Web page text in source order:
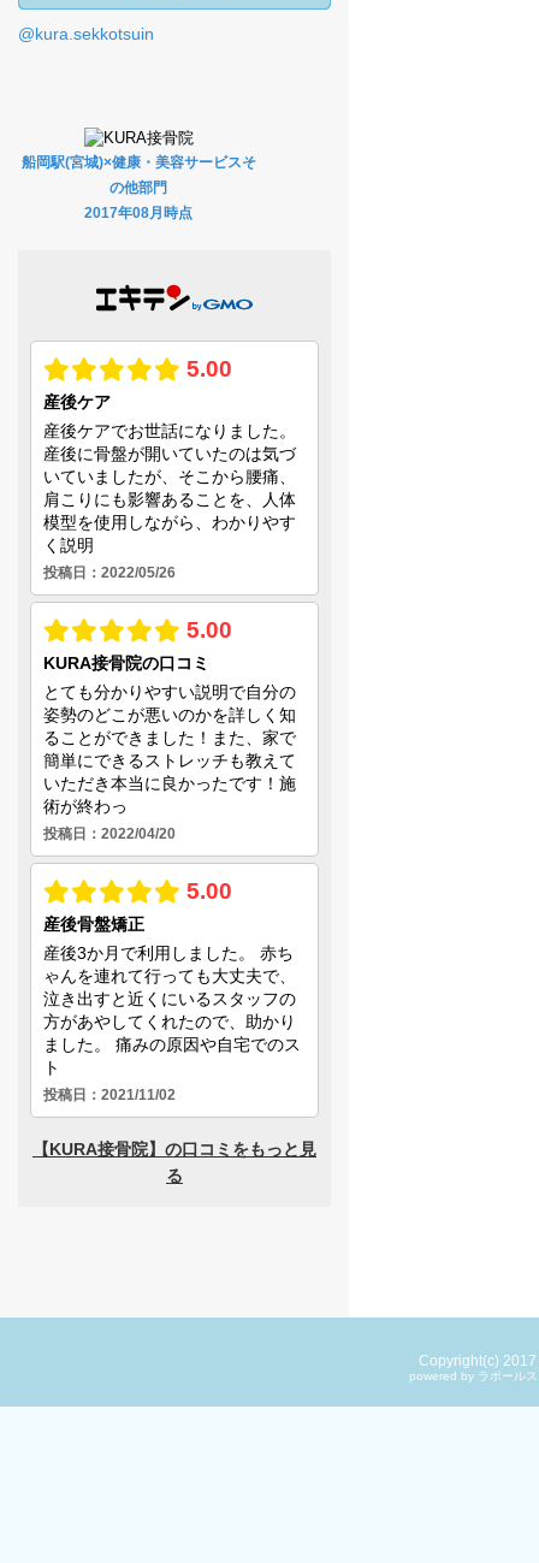
@kura.sekkotsuin
船岡駅(宮城)×健康・美容サービスそ
の他部門
2017年08月時点
Copyright(c) 2017
powered by ラポール